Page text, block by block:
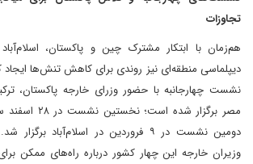
تجاوزات
هم‌زمان با ابتکار مشترک چین و پاکستان،
دیپلماسی منطقه‌ای نیز روندی برای کاهش تنش‌ها ایجاد
نشست چهارجانبه با حضور وزرای خارجه پاکستان،
مصر برگزار
دومین نشست در ۹ فروردین در اسلام‌آباد
وزیران خارجه این چهار کشور درباره راه‌های ممکن